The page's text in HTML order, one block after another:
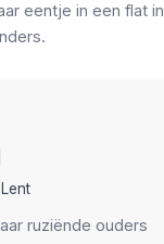
eentje in een flat in
ruziënde ouders